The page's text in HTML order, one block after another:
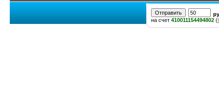
на счет 410011154494802 (